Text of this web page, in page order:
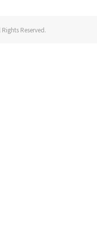
Reserved.